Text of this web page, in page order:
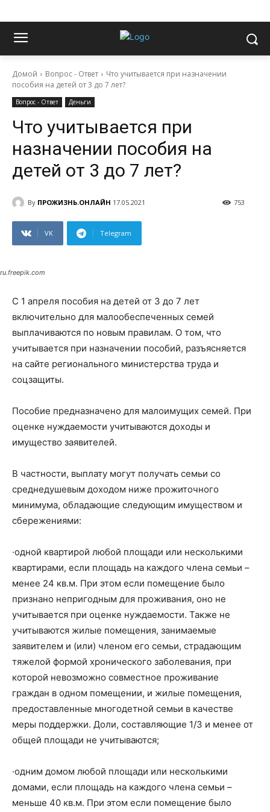
Домой Вопрос - Ответ
Что учитывается при назначении
пособия на детей от 3 до 7 лет?
Вопрос - Ответ Деньги
Что учитывается при
назначении пособия на
детей от 3 до 7 лет?
By ПРОЖИЗНЬ.ОНЛАЙН 17.05.2021 753
VK Telegram
ru.freepik.com
С 1 апреля пособия на детей от 3 до 7 лет
включительно для малообеспеченных семей
выплачиваются по новым правилам. О том, что
учитывается при назначении пособий, разъясняется
на сайте регионального министерства труда и
соцзащиты.
Пособие предназначено для малоимущих семей. При
оценке нуждаемости учитываются доходы и
имущество заявителей.
В частности, выплату могут получать семьи со
среднедушевым доходом ниже прожиточного
минимума, обладающие следующим имуществом и
сбережениями:
·одной квартирой любой площади или несколькими
квартирами, если площадь на каждого члена семьи –
менее 24 кв.м. При этом если помещение было
признано непригодным для проживания, оно не
учитывается при оценке нуждаемости. Также не
учитываются жилые помещения, занимаемые
заявителем и (или) членом его семьи, страдающим
тяжелой формой хронического заболевания, при
которой невозможно совместное проживание
граждан в одном помещении, и жилые помещения,
предоставленные многодетной семьи в качестве
меры поддержки. Доли, составляющие 1/3 и менее от
общей площади не учитываются;
·одним домом любой площади или несколькими
домами, если площадь на каждого члена семьи –
меньше 40 кв.м. При этом если помещение было